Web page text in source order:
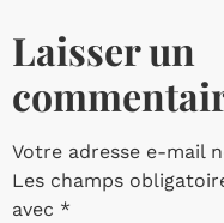
Laisser un
Votre adresse e-mail
Les champs
avec *